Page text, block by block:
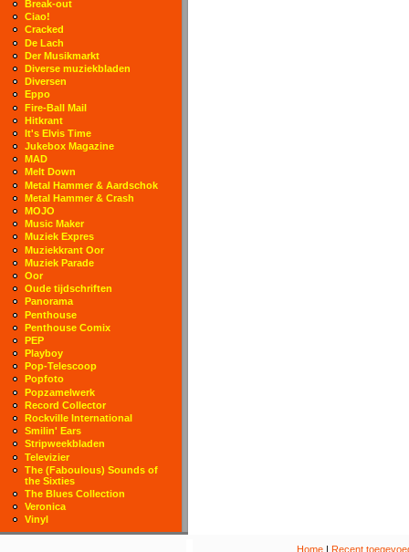
Break-out
Ciao!
Cracked
De Lach
Der Musikmarkt
Diverse muziekbladen
Diversen
Eppo
Fire-Ball Mail
Hitkrant
It's Elvis Time
Jukebox Magazine
MAD
Melt Down
Metal Hammer & Aardschok
Metal Hammer & Crash
MOJO
Music Maker
Muziek Expres
Muziekkrant Oor
Muziek Parade
Oor
Oude tijdschriften
Panorama
Penthouse
Penthouse Comix
PEP
Playboy
Pop-Telescoop
Popfoto
Popzamelwerk
Record Collector
Rockville International
Smilin' Ears
Stripweekbladen
Televizier
The (Faboulous) Sounds of
the Sixties
The Blues Collection
Veronica
Vinyl
Home| Recent